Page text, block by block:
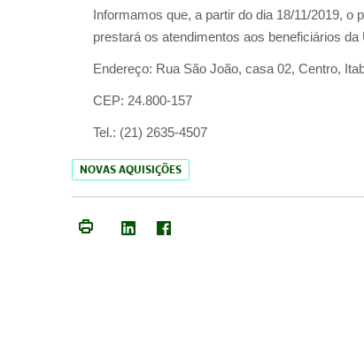
Informamos que, a partir do dia 18/11/2019, o
prestará os atendimentos aos beneficiários da
Endereço: Rua São João, casa 02, Centro,
CEP: 24.800-157
Tel.: (21) 2635-4507
NOVAS AQUISIÇÕES